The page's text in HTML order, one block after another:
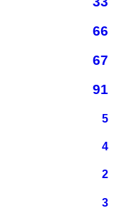
66
67
91
5
4
2
3